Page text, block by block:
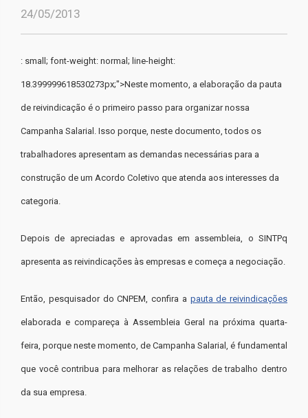
24/05/2013
: small; font-weight: normal; line-height:
18.399999618530273px;">Neste momento, a elaboração da pauta
de reivindicação é o primeiro passo para organizar nossa
Campanha Salarial. Isso porque, neste documento, todos os
trabalhadores apresentam as demandas necessárias para a
construção de um Acordo Coletivo que atenda aos interesses da
categoria.
Depois de apreciadas e aprovadas em assembleia, o SINTPq
apresenta as reivindicações às empresas e começa a negociação.
Então, pesquisador do CNPEM, confira a pauta de reivindicações
elaborada e compareça à Assembleia Geral na próxima quarta-
feira, porque neste momento, de Campanha Salarial, é fundamental
que você contribua para melhorar as relações de trabalho dentro
da sua empresa.